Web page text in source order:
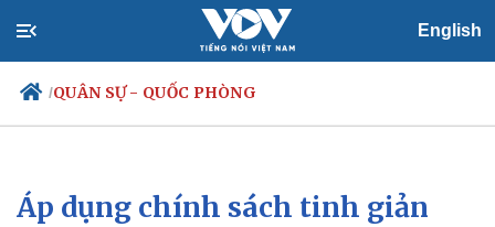
English
/QUÂN SỰ - QUỐC PHÒNG
Chính trị
Xã hội
Áp dụng chính sách tinh giản